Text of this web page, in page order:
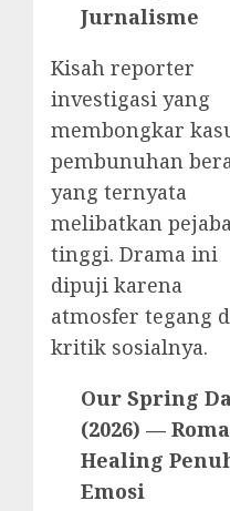
Jurnalisme
Kisah reporter
investigasi yang
membongkar
pembunuhan
yang ternyata
melibatkan
tinggi. Drama ini
dipuji karena
atmosfer tegang
kritik sosialnya.
Our Spring
(2026) —
Healing
Emosi